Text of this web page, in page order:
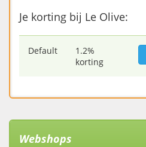
Je korting bij Le Olive:
Default
1.2%
korting
Webshops